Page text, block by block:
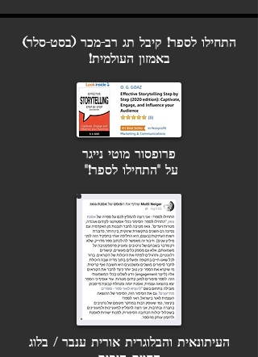
התחילו לספר! קיבל תג רב-מכר (בסט-סלר)
באמזון העולמית!
פרופסור מוטי נייגר
על "התחילו לספר!"
העיתונאית והבלוגריתאורית ענבר / בלוג